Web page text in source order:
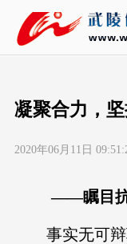
凝聚合力，坚
2020年06月11日
——瞩目抗
事实无可